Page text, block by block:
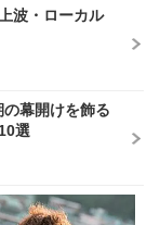
波・ローカル
幕開けを飾る
選